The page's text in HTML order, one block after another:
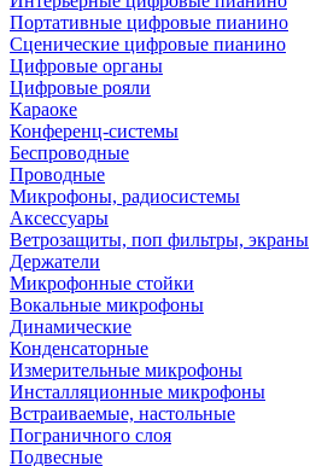
Портативные цифровые пианино
Сценические цифровые пианино
Цифровые органы
Цифровые рояли
Караоке
Конференц-системы
Беспроводные
Проводные
Микрофоны, радиосистемы
Аксессуары
Ветрозащиты, поп фильтры, экраны
Держатели
Микрофонные стойки
Вокальные микрофоны
Динамические
Конденсаторные
Измерительные микрофоны
Инсталляционные микрофоны
Встраиваемые, настольные
Пограничного слоя
Подвесные